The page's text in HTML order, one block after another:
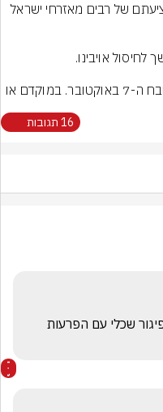
עודה היה אחראי לרציחתם, חטיפתם ופציעתם של רבים מאזרחי ישראל
16 תגובות